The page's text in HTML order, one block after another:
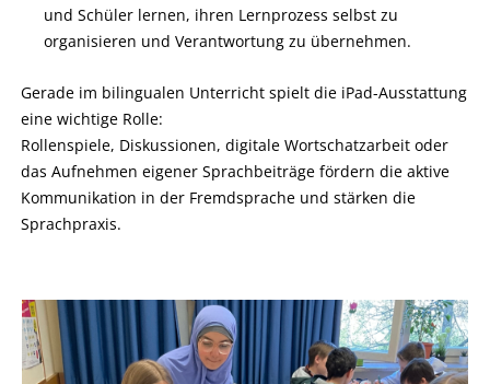
und Schüler lernen, ihren Lernprozess selbst zu
organisieren und Verantwortung zu übernehmen.
Gerade im bilingualen Unterricht spielt die iPad-Ausstattung
eine wichtige Rolle:
Rollenspiele, Diskussionen, digitale Wortschatzarbeit oder
das Aufnehmen eigener Sprachbeiträge fördern die aktive
Kommunikation in der Fremdsprache und stärken die
Sprachpraxis.